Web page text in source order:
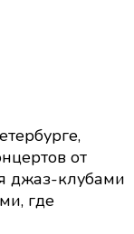
от
джаз-клубами
где